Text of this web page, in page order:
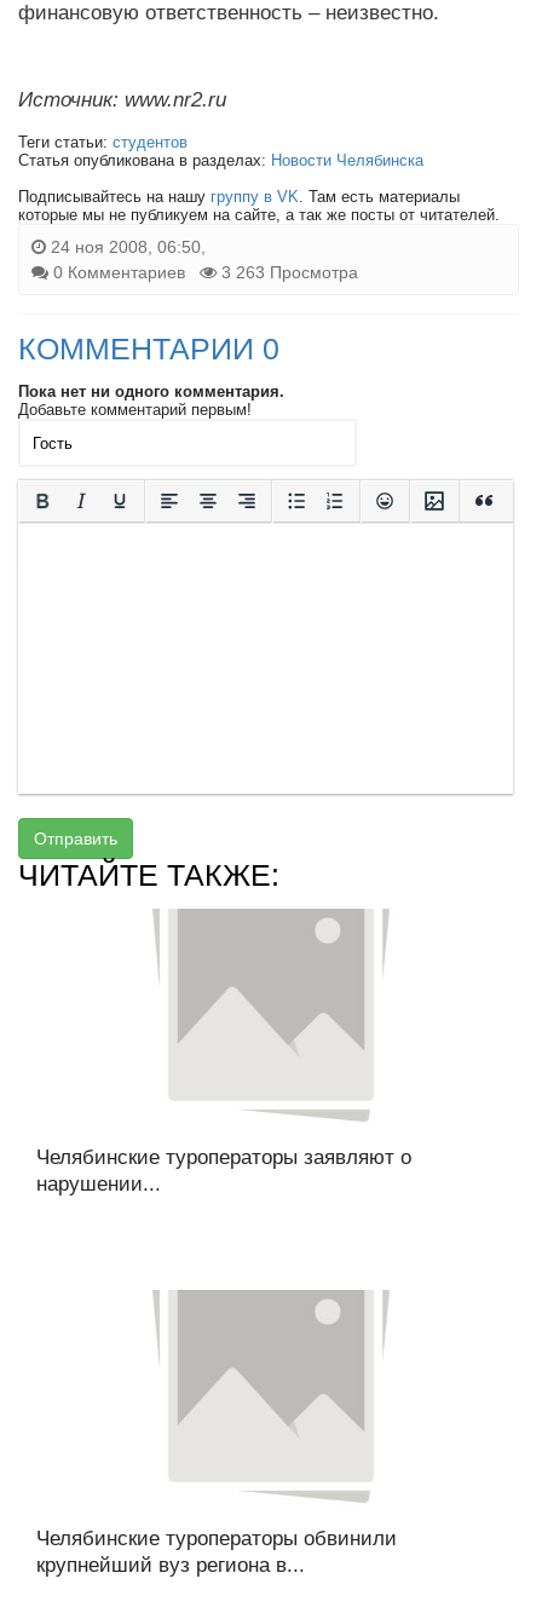
финансовую ответственность – неизвестно.
Источник: www.nr2.ru
Теги статьи: студентов
Статья опубликована в разделах: Новости Челябинска
Подписывайтесь на нашу группу в VK. Там есть материалы
которые мы не публикуем на сайте, а так же посты от читателей.
24 ноя 2008, 06:50,
0 Комментариев
3 263 Просмотра
КОММЕНТАРИИ 0
Пока нет ни одного комментария.
Добавьте комментарий первым!
Отправить
ЧИТАЙТЕ ТАКЖЕ:
Челябинские туроператоры заявляют о
нарушении...
Челябинские туроператоры обвинили
крупнейший вуз региона в...